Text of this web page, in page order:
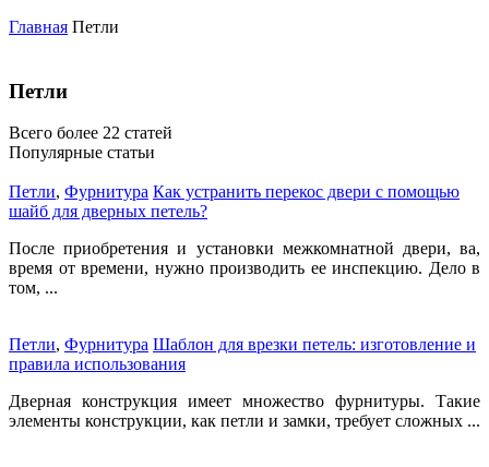
Главная Петли
Петли
Всего более 22 статей
Популярные статьи
Петли, Фурнитура Как устранить перекос двери с помощью
шайб для дверных петель?
После приобретения и установки межкомнатной двери, ва,
время от времени, нужно производить ее инспекцию. Дело в
том, ...
Петли, Фурнитура Шаблон для врезки петель: изготовление и
правила использования
Дверная конструкция имеет множество фурнитуры. Такие
элементы конструкции, как петли и замки, требует сложных ...